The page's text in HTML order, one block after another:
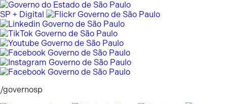
Pular
para
o
conteúdo
SP + Digital
/governosp